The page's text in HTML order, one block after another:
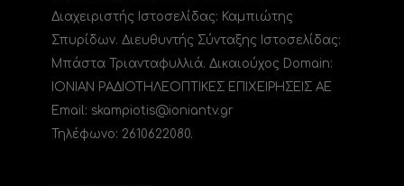
Διαχειριστής Ιστοσελίδας: Καμπιώτης
Σπυρίδων. Διευθυντής Σύνταξης Ιστοσελίδας:
Μπάστα Τριανταφυλλιά. Δικαιούχος Domain:
ΙΟΝΙΑΝ ΡΑΔΙΟΤΗΛΕΟΠΤΙΚΕΣ ΕΠΙΧΕΙΡΗΣΕΙΣ ΑΕ
Email: skampiotis@ioniantv.gr
Τηλέφωνο: 2610622080.